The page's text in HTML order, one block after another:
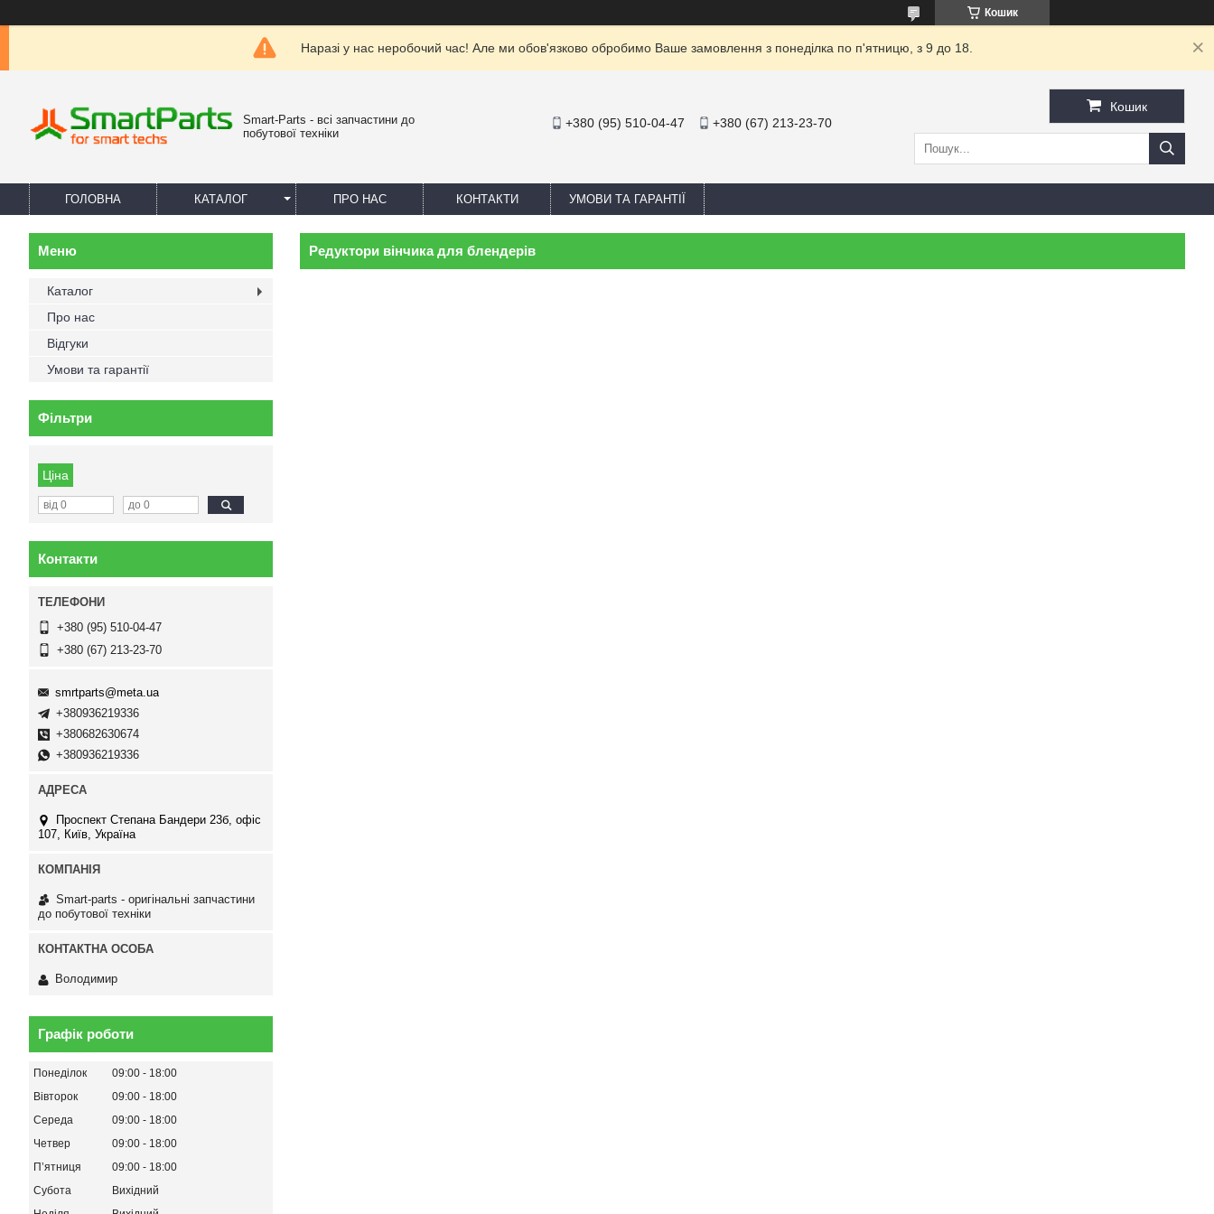
Кошик
Наразі у нас неробочий час! Але ми обов'язково обробимо Ваше замовлення з понеділка по п'ятницю, з 9 до 18.
Smart-Parts - всі запчастини до
побутової техніки
+380 (95) 510-04-47 +380 (67) 213-23-70
Кошик
ГОЛОВНА КАТАЛОГ ПРО НАС КОНТАКТИ УМОВИ ТА ГАРАНТІЇ
Редуктори вінчика для блендерів
Каталог
Про нас
Відгуки
Умови та гарантії
Фільтри
Ціна
Контакти
+380 (95) 510-04-47
+380 (67) 213-23-70
smrtparts@meta.ua
+380936219336
+380682630674
+380936219336
Проспект Степана Бандери 23б, офіс
107, Київ, Україна
Smart-parts - оригінальні запчастини
до побутової техніки
Володимир
Графік роботи
Понеділок 09:00
18:00
Вівторок
09:00
18:00
Середа
09:00
18:00
Четвер
09:00
18:00
Пʼятниця
09:00
18:00
Субота
Вихідний